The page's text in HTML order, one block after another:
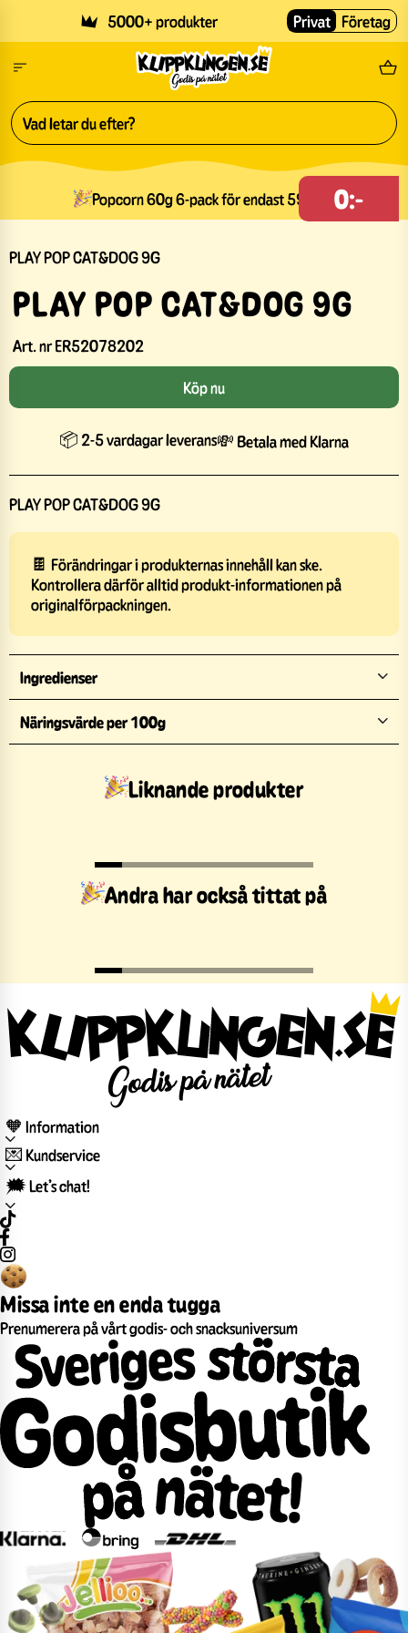
5000+ produkter Fri
Privat Företag
Popcorn 60g 6-pack för endast 59kr
PLAY POP CAT&DOG 9G
PLAY POP CAT&DOG 9G
Art. nrER52078202
0:-
Köp nu
📦 2-5 vardagar leverans💸 Betala med Klarna
PLAY POP CAT&DOG 9G
🍫 Förändringar i produkternas innehåll kan ske.
Kontrollera därför alltid produkt-informationen på
originalförpackningen.
Ingredienser
Näringsvärde per 100g
Liknande produkter
Andra har också tittat på
🧡 Information
💌 Kundservice
🗯️ Let’s chat!
Missa inte en enda tugga
Prenumerera på vårt godis- och snacksuniversum